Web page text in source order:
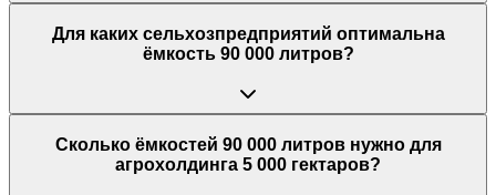
Для каких сельхозпредприятий оптимальна
ёмкость 90 000 литров?
Сколько ёмкостей 90 000 литров нужно для
агрохолдинга 5 000 гектаров?